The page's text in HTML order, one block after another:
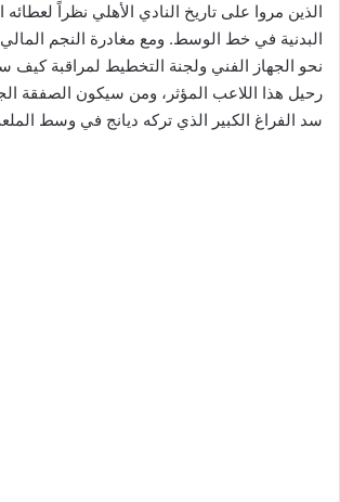
الذين مروا على تاريخ النادي الأهلي نظراً
البدنية في خط الوسط. ومع مغادرة النجم المالي،
نحو الجهاز الفني ولجنة التخطيط لمراقبة كيف
رحيل هذا اللاعب المؤثر، ومن سيكون الصفقة
سد الفراغ الكبير الذي تركه ديانج في وسط